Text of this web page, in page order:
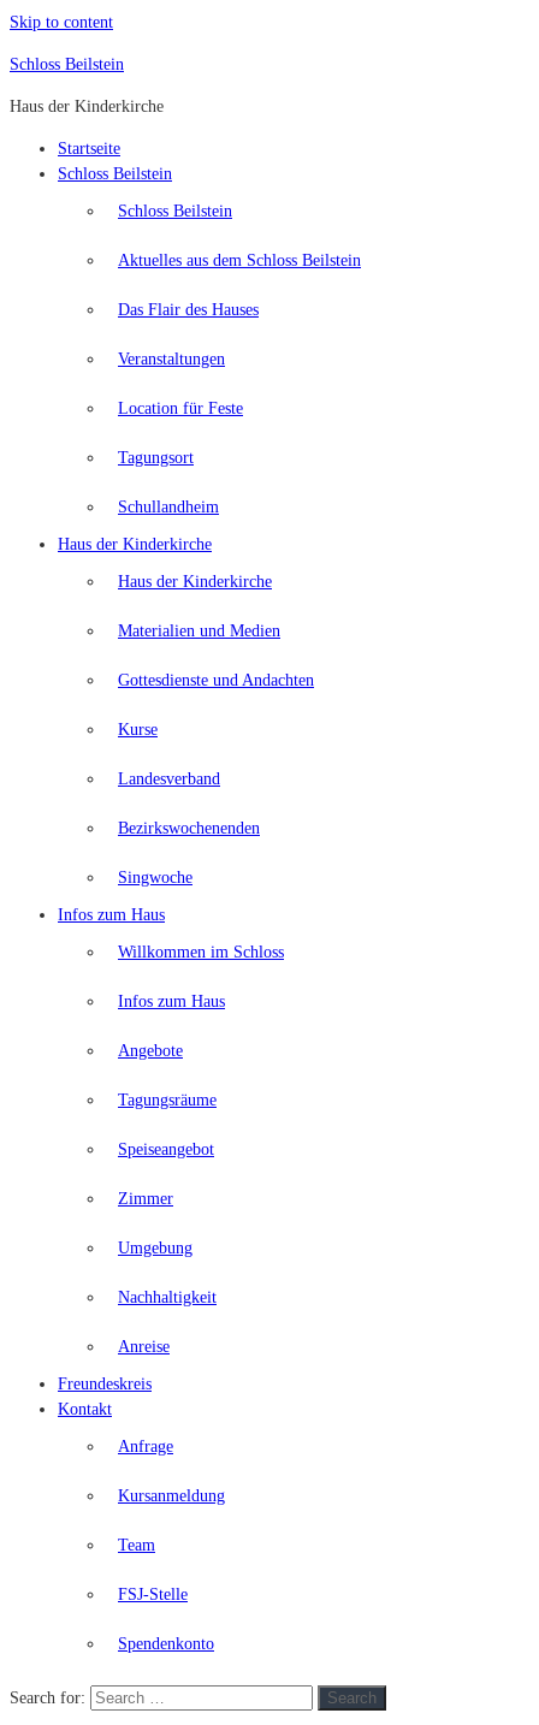
Skip to content
Schloss Beilstein
Haus der Kinderkirche
Startseite
Schloss Beilstein
Schloss Beilstein
Aktuelles aus dem Schloss Beilstein
Das Flair des Hauses
Veranstaltungen
Location für Feste
Tagungsort
Schullandheim
Haus der Kinderkirche
Haus der Kinderkirche
Materialien und Medien
Gottesdienste und Andachten
Kurse
Landesverband
Bezirkswochenenden
Singwoche
Infos zum Haus
Willkommen im Schloss
Infos zum Haus
Angebote
Tagungsräume
Speiseangebot
Zimmer
Umgebung
Nachhaltigkeit
Anreise
Freundeskreis
Kontakt
Anfrage
Kursanmeldung
Team
FSJ-Stelle
Spendenkonto
Search for: Search